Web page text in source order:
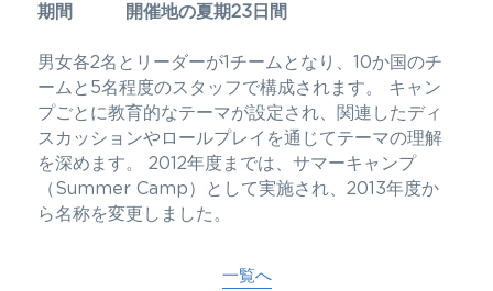
期間　　　開催地の夏期23日間
男女各2名とリーダーが1チームとなり、10か国のチ
ームと5名程度のスタッフで構成されます。 キャン
プごとに教育的なテーマが設定され、関連したディ
スカッションやロールプレイを通じてテーマの理解
を深めます。 2012年度までは、サマーキャンプ
（Summer Camp）として実施され、2013年度か
ら名称を変更しました。
一覧へ